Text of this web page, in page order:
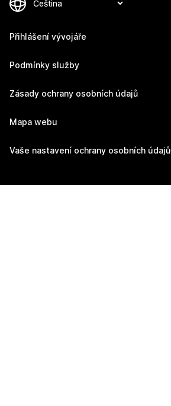
Přihlášení vývojáře
Podmínky služby
Zásady ochrany osobních údajů
Mapa webu
Vaše nastavení ochrany osobních údajů